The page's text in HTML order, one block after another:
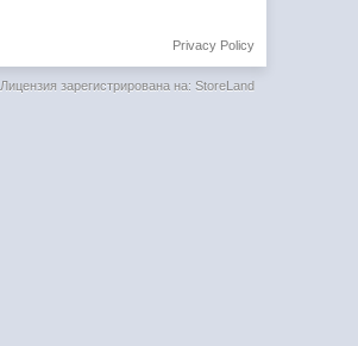
Privacy Policy
Лицензия зарегистрирована на: StoreLand